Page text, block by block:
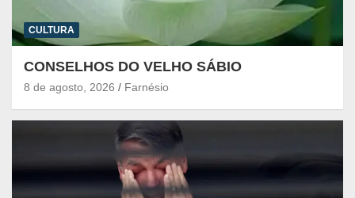
CULTURA
CONSELHOS DO VELHO SÁBIO
8 de agosto, 2026 Farnésio